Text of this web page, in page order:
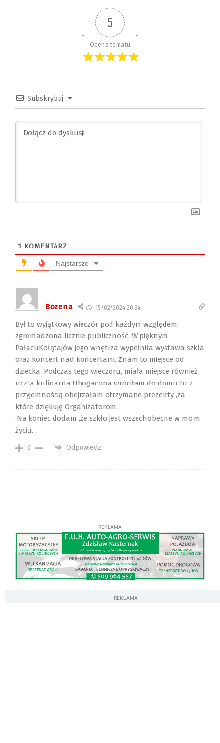
5
Ocena tematu
Subskrybuj
1 KOMENTARZ
Najstarsze
Bozena 15/02/2024 20:34
Był to wyjątkowy wieczór pod każdym względem:
zgromadzona licznie publiczność. W pięknym
PałacuKołątajów jego wnętrza wypełniła wystawa szkła
oraz koncert nad koncertami. Znam to miejsce od
dziecka .Podczas tego wieczoru, miała miejsce również
uczta kulinarna.Ubogacona wróciłam do domu.Tu z
przyjemnością obejrzałam otrzymane prezenty ,za
które dziękuję Organizatorom .
.Na koniec dodam ,że szkło jest wszechobecne w moim
życiu. .
0 Odpowiedz
REKLAMA
REKLAMA